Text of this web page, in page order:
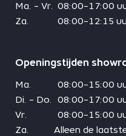
Ma. - Vr. 08:00-17:00
Za.
08:00-12:15
Openingstijden
Ma.
08:00-15:00
Di. - Do.
08:00-17:00
Vr.
08:00-15:00
Za.
Alleen de